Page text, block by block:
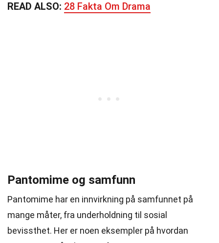
READ ALSO: 28 Fakta Om Drama
Pantomime og samfunn
Pantomime har en innvirkning på samfunnet på
mange måter, fra underholdning til sosial
bevissthet. Her er noen eksempler på hvordan